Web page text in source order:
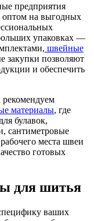
предприятия
оптом на выгодных
упаковках —
швейные
позволяют
и обеспечить
рекомендуем
материалы, где
булавок,
сантиметровые
места швеи
готовых
для шитья
ваших